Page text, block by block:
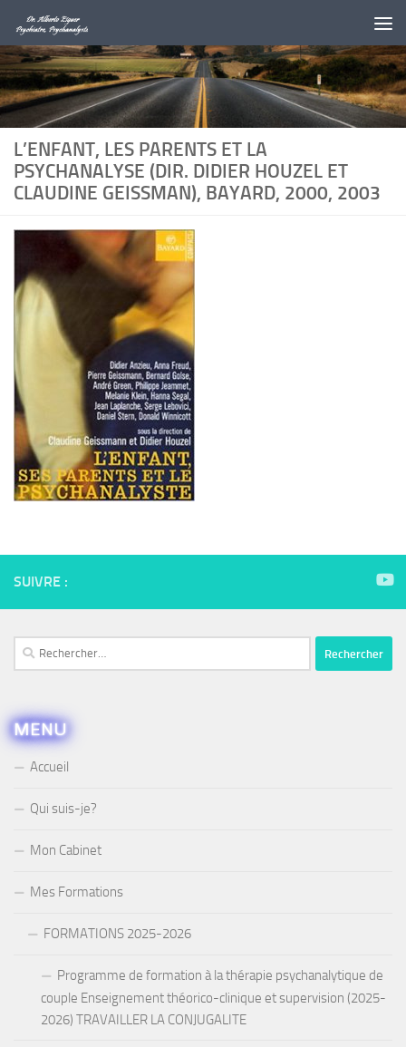
Au dessous du contenu
L’ENFANT, LES PARENTS ET LA
PSYCHANALYSE (DIR. DIDIER HOUZEL ET
CLAUDINE GEISSMAN), BAYARD, 2000, 2003
SUIVRE :
Rechercher :
MENU
Accueil
Qui suis-je?
Mon Cabinet
Mes Formations
FORMATIONS 2025-2026
Programme de formation à la thérapie psychanalytique de
couple Enseignement théorico-clinique et supervision (2025-
2026) TRAVAILLER LA CONJUGALITE